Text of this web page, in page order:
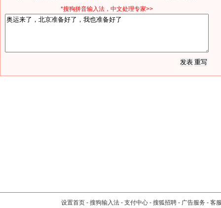
*搜狗拼音输入法，中文处理专家>>
设置首页 - 搜狗输入法 - 支付中心 - 搜狐招聘 - 广告服务 - 客